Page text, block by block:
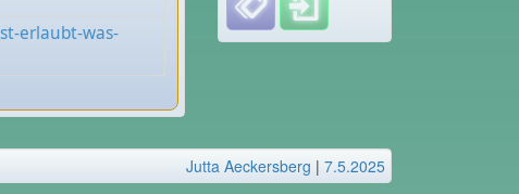
erlaubt-was-
Jutta Aeckersberg | 7.5.2025